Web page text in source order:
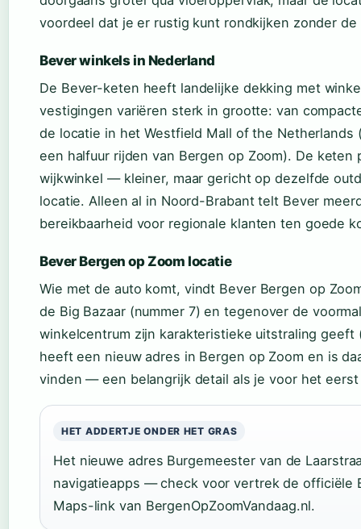
voordeel dat je er rustig kunt rondkijken zonder
Bever winkels in Nederland
De Bever-keten heeft landelijke dekking met
vestigingen variëren sterk in grootte: van
de locatie in het Westfield Mall of the Netherlands
een halfuur rijden van Bergen op Zoom). De
wijkwinkel — kleiner, maar gericht op dezelfde
locatie. Alleen al in Noord-Brabant telt Bever
bereikbaarheid voor regionale klanten ten goede
Bever Bergen op Zoom locatie
Wie met de auto komt, vindt Bever Bergen op
de Big Bazaar (nummer 7) en tegenover de
winkelcentrum zijn karakteristieke uitstraling geeft
heeft een nieuw adres in Bergen op Zoom en is
vinden — een belangrijk detail als je voor het
HET ADDERTJE ONDER HET GRAS
Het nieuwe adres Burgemeester van de
navigatieapps — check voor vertrek de officiële
Maps-link van BergenOpZoomVandaag.nl.